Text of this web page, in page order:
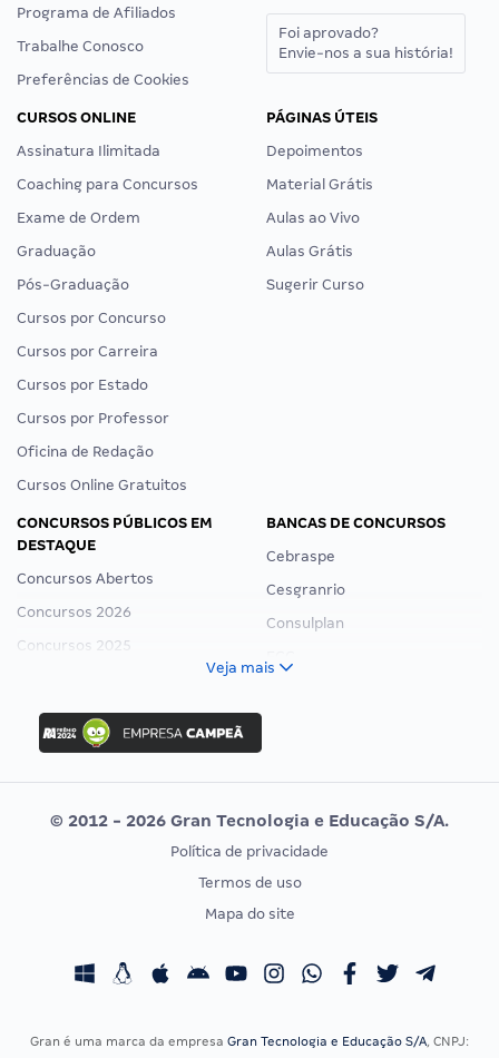
Programa de Afiliados
Trabalhe Conosco
Preferências de Cookies
Foi aprovado?
Envie-nos a sua história!
CURSOS ONLINE
Assinatura Ilimitada
Coaching para Concursos
Exame de Ordem
Graduação
Pós-Graduação
Cursos por Concurso
Cursos por Carreira
Cursos por Estado
Cursos por Professor
Oficina de Redação
Cursos Online Gratuitos
PÁGINAS ÚTEIS
Depoimentos
Material Grátis
Aulas ao Vivo
Aulas Grátis
Sugerir Curso
CONCURSOS PÚBLICOS EM
DESTAQUE
Concursos Abertos
Concursos 2026
Concursos 2025
Concurso Ibama
Concurso MPU
Editais publicados
BANCAS DE CONCURSOS
Cebraspe
Cesgranrio
Consulplan
Vunesp
CONCURSOS POR PROFISSÃO
Concursos Fiscais
EXAME DE ORDEM
Calendário OAB
Veja mais
© 2012 - 2026 Gran Tecnologia e Educação S/A.
Política de privacidade
Termos de uso
Mapa do site
Gran é uma marca da empresa Gran Tecnologia e Educação S/A, CNPJ: